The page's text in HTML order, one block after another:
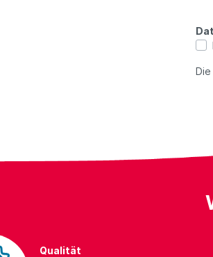
Qualität